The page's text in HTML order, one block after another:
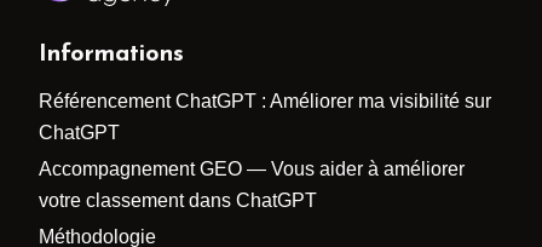
Informations
Référencement ChatGPT : Améliorer ma visibilité sur
ChatGPT
Accompagnement GEO — Vous aider à améliorer
votre classement dans ChatGPT
Méthodologie